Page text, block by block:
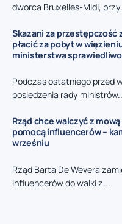
dworca Bruxelles-Midi,
Skazani za przestępczość
płacić za pobyt w
ministerstwa
Podczas ostatniego przed
posiedzenia rady
Rząd chce walczyć z
pomocą influencerów –
wrześniu
Rząd Barta De Wevera
influencerów do walki z...